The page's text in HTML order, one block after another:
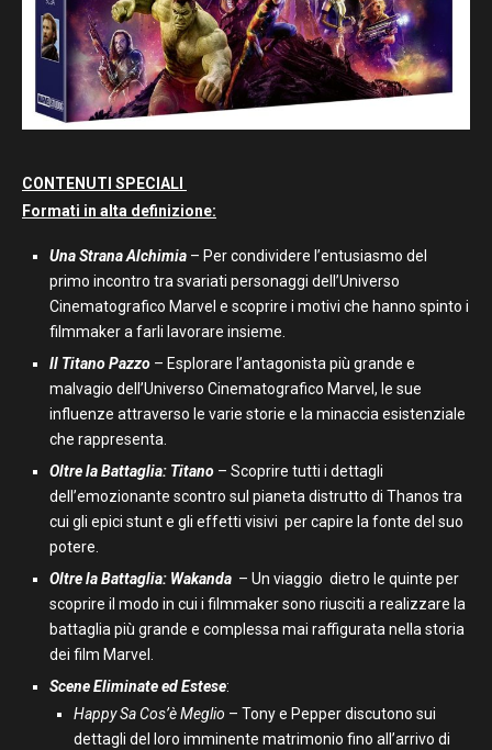
CONTENUTI SPECIALI
Formati in alta definizione:
Una Strana Alchimia – Per condividere l’entusiasmo del
primo incontro tra svariati personaggi dell’Universo
Cinematografico Marvel e scoprire i motivi che hanno spinto i
filmmaker a farli lavorare insieme.
Il Titano Pazzo – Esplorare l’antagonista più grande e
malvagio dell’Universo Cinematografico Marvel, le sue
influenze attraverso le varie storie e la minaccia esistenziale
che rappresenta.
Oltre la Battaglia: Titano – Scoprire tutti i dettagli
dell’emozionante scontro sul pianeta distrutto di Thanos tra
cui gli epici stunt e gli effetti visivi per capire la fonte del suo
potere.
Oltre la Battaglia: Wakanda – Un viaggio dietro le quinte per
scoprire il modo in cui i filmmaker sono riusciti a realizzare la
battaglia più grande e complessa mai raffigurata nella storia
dei film Marvel.
Scene Eliminate ed Estese:
Happy Sa Cos’è Meglio – Tony e Pepper discutono sui
dettagli del loro imminente matrimonio fino all’arrivo di